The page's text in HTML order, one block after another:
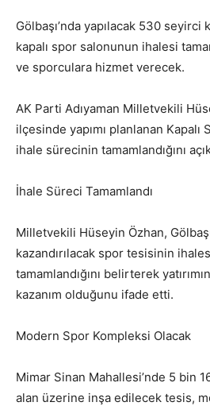
Gölbaşı’nda yapılacak 530
kapalı spor salonunun ihalesi
ve sporculara hizmet verecek.
AK Parti Adıyaman Milletvekili
ilçesinde yapımı planlanan Kapalı
ihale sürecinin tamamlandığını
İhale Süreci Tamamlandı
Milletvekili Hüseyin Özhan,
kazandırılacak spor tesisinin
tamamlandığını belirterek
kazanım olduğunu ifade etti.
Modern Spor Kompleksi Olacak
Mimar Sinan Mahallesi’nde 5 bin
alan üzerine inşa edilecek tesis,